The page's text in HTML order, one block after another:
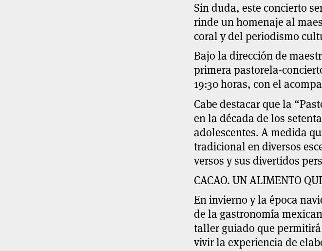
Sin duda, este concierto
rinde un homenaje al
coral y del periodismo
Bajo la dirección de
primera pastorela-
19:30 horas, con el
Cabe destacar que la
en la década de los
adolescentes. A medida
tradicional en diversos
versos y sus divertidos
CACAO. UN ALIMENTO
En invierno y la época
de la gastronomía
taller guiado que
vivir la experiencia de